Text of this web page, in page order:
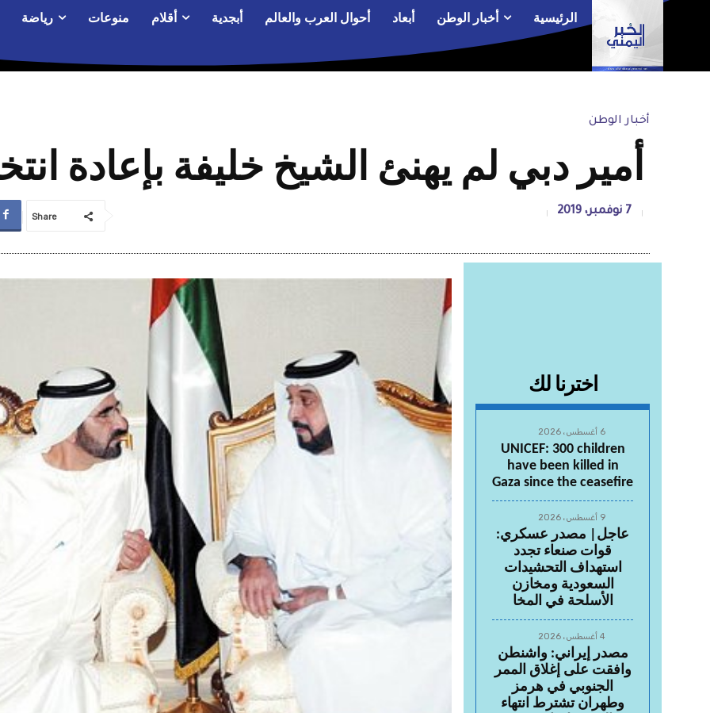
الرئيسية أخبار الوطن أبعاد أحوال العرب والعالم أبجدية أقلام منوعات رياضة
أخبار الوطن
أمير دبي لم يهنئ الشيخ خليفة بإعادة
7 نوفمبر، 2019 Share
اخترنا لك
6 أغسطس، 2026
UNICEF: 300 children
have been killed in
Gaza since the ceasefire
9 أغسطس، 2026
عاجل| مصدر عسكري:
قوات صنعاء تجدد
استهداف التحشيدات
السعودية ومخازن
الأسلحة في المخا
4 أغسطس، 2026
مصدر إيراني: واشنطن
وافقت على إغلاق الممر
الجنوبي في هرمز
وطهران تشترط انتهاء